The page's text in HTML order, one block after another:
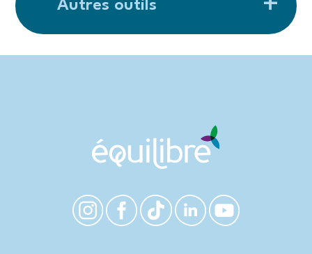
Autres outils